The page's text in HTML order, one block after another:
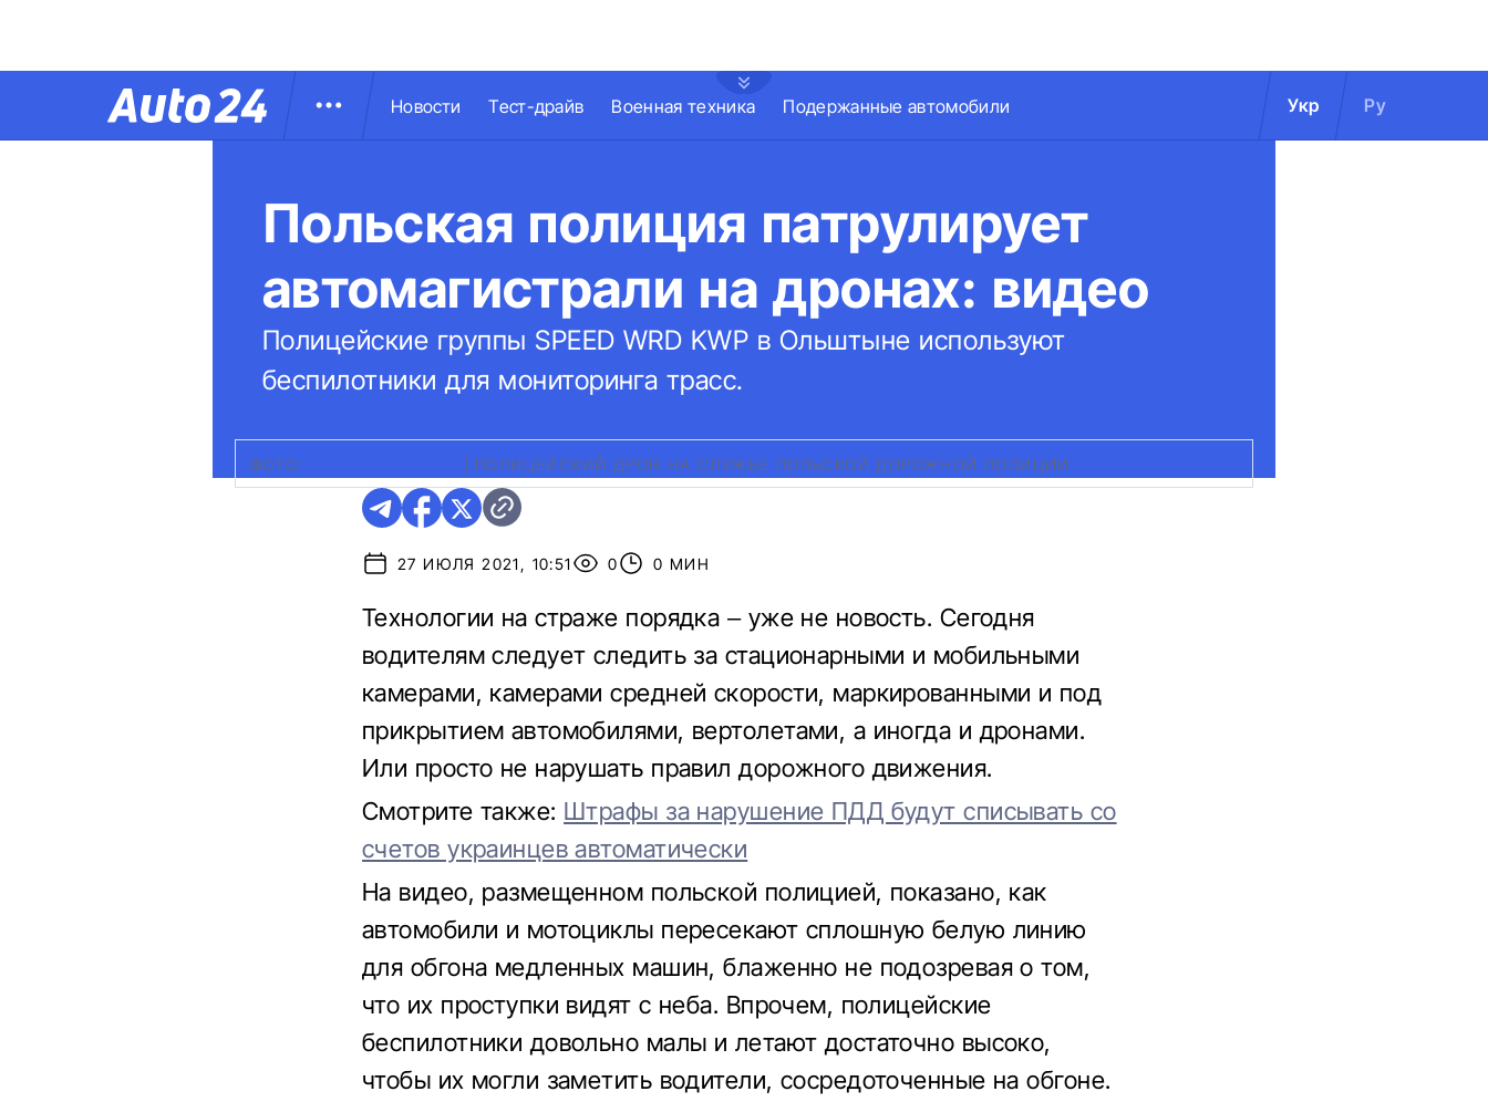
Новости Тест-драйв Военная техника Подержанные автомобили Укр Ру
Польская полиция патрулирует
автомагистрали на дронах: видео
Полицейские группы SPEED WRD KWP в Ольштыне используют
беспилотники для мониторинга трасс.
ФОТО: ПОЛИЦЕЙСКИЙ ДРОН НА СЛУЖБЕ ПОЛЬСКОЙ ДОРОЖНОЙ ПОЛИЦИИ
27 ИЮЛЯ 2021, 10:51 0 0 МИН
Технологии на страже порядка – уже не новость. Сегодня
водителям следует следить за стационарными и мобильными
камерами, камерами средней скорости, маркированными и под
прикрытием автомобилями, вертолетами, а иногда и дронами.
Или просто не нарушать правил дорожного движения.
Смотрите также: Штрафы за нарушение ПДД будут списывать со
счетов украинцев автоматически
На видео, размещенном польской полицией, показано, как
автомобили и мотоциклы пересекают сплошную белую линию
для обгона медленных машин, блаженно не подозревая о том,
что их проступки видят с неба. Впрочем, полицейские
беспилотники довольно малы и летают достаточно высоко,
чтобы их могли заметить водители, сосредоточенные на обгоне.